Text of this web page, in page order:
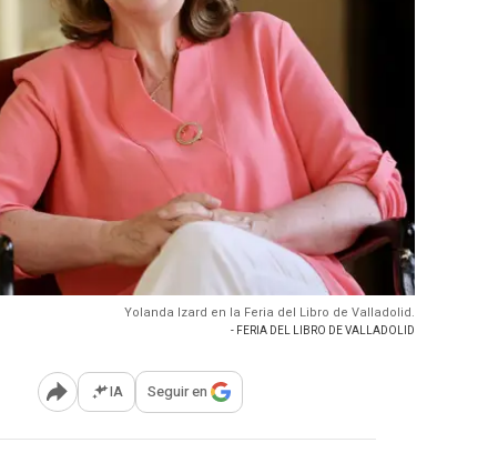
Yolanda Izard en la Feria del Libro de Valladolid.
- FERIA DEL LIBRO DE VALLADOLID
Abrir opciones para compartir
IA Seguir en